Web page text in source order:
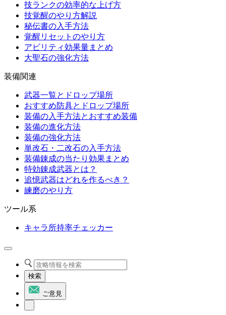
技ランクの効率的な上げ方
技覚醒のやり方解説
秘伝書の入手方法
覚醒リセットのやり方
アビリティ効果量まとめ
大聖石の強化方法
装備関連
武器一覧とドロップ場所
おすすめ防具とドロップ場所
装備の入手方法とおすすめ装備
装備の進化方法
装備の強化方法
単改石・二改石の入手方法
装備錬成の当たり効果まとめ
特効錬成武器とは？
追憶武器はどれを作るべき？
練磨のやり方
ツール系
キャラ所持率チェッカー
検索
ご意見